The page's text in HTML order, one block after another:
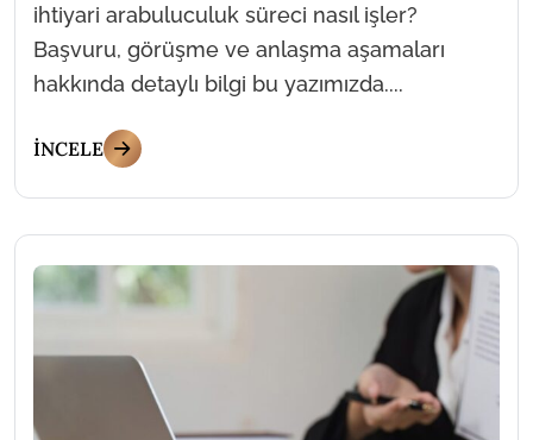
ihtiyari arabuluculuk süreci nasıl işler?
Başvuru, görüşme ve anlaşma aşamaları
hakkında detaylı bilgi bu yazımızda....
İNCELE